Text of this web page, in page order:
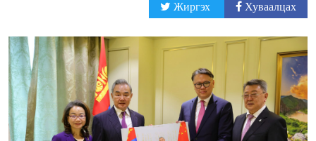
Жиргэх Хуваалцах